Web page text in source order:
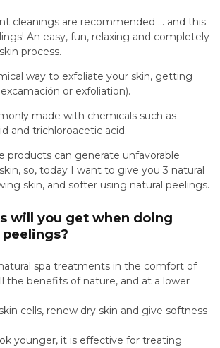
cleanings are recommended … and this
An easy, fun, relaxing and completely
process.
way to exfoliate your skin, getting
or exfoliation).
made with chemicals such as
and trichloroacetic acid.
products can generate unfavorable
so, today I want to give you 3 natural
skin, and softer using natural peelings.
will you get when doing
spa treatments in the comfort of
the benefits of nature, and at a lower
cells, renew dry skin and give softness
younger, it is effective for treating